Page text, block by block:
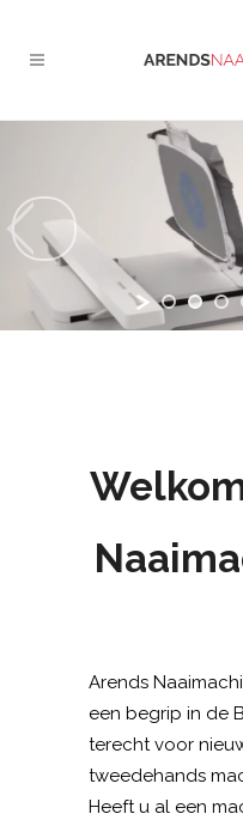
Arends
een begrip in de
terecht voor
tweedehands
Heeft u al een